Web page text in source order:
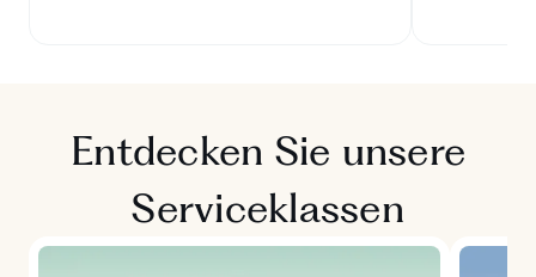
Entdecken Sie unsere
Serviceklassen